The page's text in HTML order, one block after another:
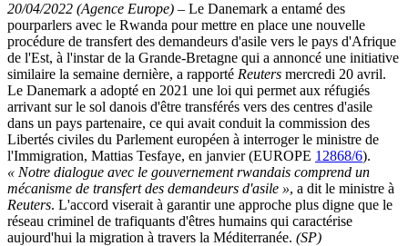
20/04/2022 (Agence Europe) – Le Danemark a entamé des
pourparlers avec le Rwanda pour mettre en place une nouvelle
procédure de transfert des demandeurs d'asile vers le pays d'Afrique
de l'Est, à l'instar de la Grande-Bretagne qui a annoncé une initiative
similaire la semaine dernière, a rapporté Reuters mercredi 20 avril.
Le Danemark a adopté en 2021 une loi qui permet aux réfugiés
arrivant sur le sol danois d'être transférés vers des centres d'asile
dans un pays partenaire, ce qui avait conduit la commission des
Libertés civiles du Parlement européen à interroger le ministre de
l'Immigration, Mattias Tesfaye, en janvier (EUROPE 12868/6).
« Notre dialogue avec le gouvernement rwandais comprend un
mécanisme de transfert des demandeurs d'asile », a dit le ministre à
Reuters. L'accord viserait à garantir une approche plus digne que le
réseau criminel de trafiquants d'êtres humains qui caractérise
aujourd'hui la migration à travers la Méditerranée. (SP)